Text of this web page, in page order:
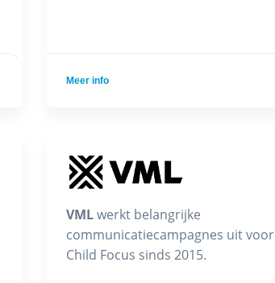
Meer info
VMLwerkt belangrijke
communicatiecampagnes uit voor
Child Focus sinds 2015.